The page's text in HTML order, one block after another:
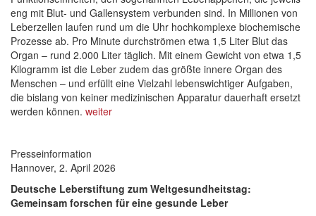
eng mit Blut- und Gallensystem verbunden sind. In Millionen von
Leberzellen laufen rund um die Uhr hochkomplexe biochemische
Prozesse ab. Pro Minute durchströmen etwa 1,5 Liter Blut das
Organ – rund 2.000 Liter täglich. Mit einem Gewicht von etwa 1,5
Kilogramm ist die Leber zudem das größte innere Organ des
Menschen – und erfüllt eine Vielzahl lebenswichtiger Aufgaben,
die bislang von keiner medizinischen Apparatur dauerhaft ersetzt
werden können. weiter
Presseinformation
Hannover, 2. April 2026
Deutsche Leberstiftung zum Weltgesundheitstag:
Gemeinsam forschen für eine gesunde Leber